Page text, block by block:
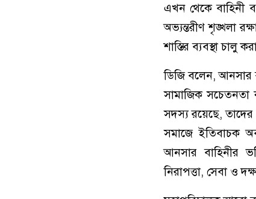
এখন থেকে বাহিনী
অভ্যন্তরীণ শৃঙ্খলা
শাস্তির ব্যবস্থা চালু
ডিজি বলেন, আনসার
সামাজিক সচেতনতা
সদস্য রয়েছে, তাদের
সমাজে ইতিবাচক
আনসার বাহিনীর
নিরাপত্তা, সেবা ও